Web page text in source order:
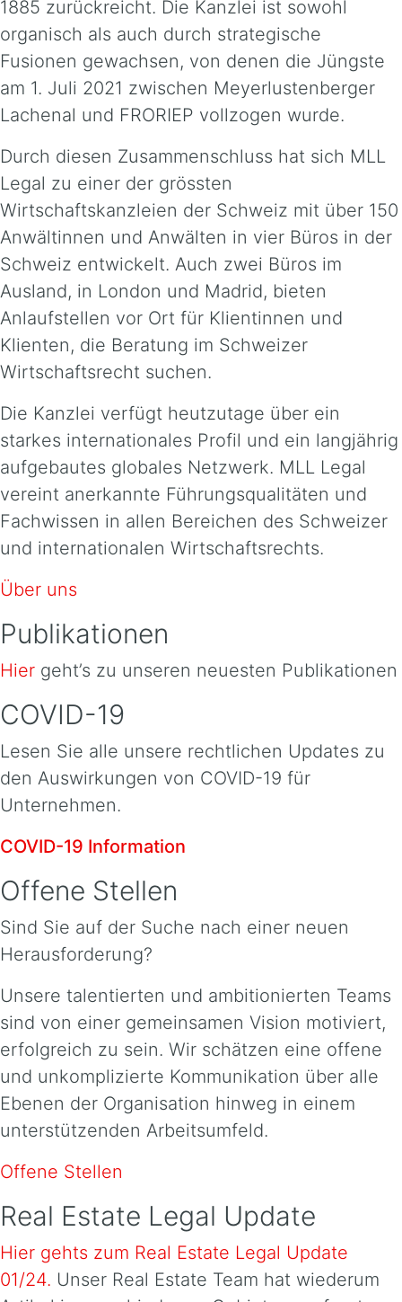
1885 zurückreicht. Die Kanzlei ist sowohl
organisch als auch durch strategische
Fusionen gewachsen, von denen die Jüngste
am 1. Juli 2021 zwischen Meyerlustenberger
Lachenal und FRORIEP vollzogen wurde.
Durch diesen Zusammenschluss hat sich MLL
Legal zu einer der grössten
Wirtschaftskanzleien der Schweiz mit über 150
Anwältinnen und Anwälten in vier Büros in der
Schweiz entwickelt. Auch zwei Büros im
Ausland, in London und Madrid, bieten
Anlaufstellen vor Ort für Klientinnen und
Klienten, die Beratung im Schweizer
Wirtschaftsrecht suchen.
Die Kanzlei verfügt heutzutage über ein
starkes internationales Profil und ein langjährig
aufgebautes globales Netzwerk. MLL Legal
vereint anerkannte Führungsqualitäten und
Fachwissen in allen Bereichen des Schweizer
und internationalen Wirtschaftsrechts.
Über uns
Publikationen
Hier geht’s zu unseren neuesten Publikationen
COVID-19
Lesen Sie alle unsere rechtlichen Updates zu
den Auswirkungen von COVID-19 für
Unternehmen.
COVID-19 Information
Offene Stellen
Sind Sie auf der Suche nach einer neuen
Herausforderung?
Unsere talentierten und ambitionierten Teams
sind von einer gemeinsamen Vision motiviert,
erfolgreich zu sein. Wir schätzen eine offene
und unkomplizierte Kommunikation über alle
Ebenen der Organisation hinweg in einem
unterstützenden Arbeitsumfeld.
Offene Stellen
Real Estate Legal Update
Hier gehts zum Real Estate Legal Update
01/24. Unser Real Estate Team hat wiederum